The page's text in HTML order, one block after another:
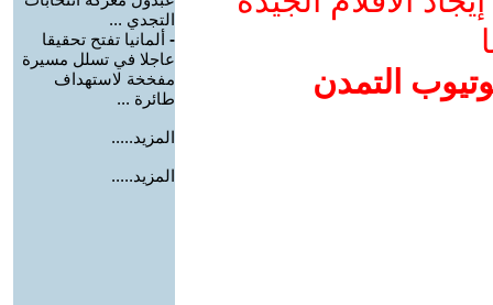
التمدن
التجدي ...
- ألمانيا تفتح تحقيقا
عاجلا في تسلل مسيرة
مفخخة لاستهداف
طائرة ...
المزيد.....
المزيد.....